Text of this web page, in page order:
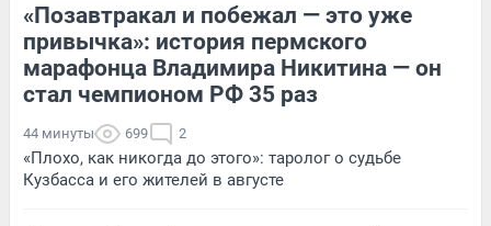
«Позавтракал и побежал — это уже
привычка»: история пермского
марафонца Владимира Никитина — он
стал чемпионом РФ 35 раз
44 минуты 699 2
«Плохо, как никогда до этого»: таролог о судьбе
Кузбасса и его жителей в августе